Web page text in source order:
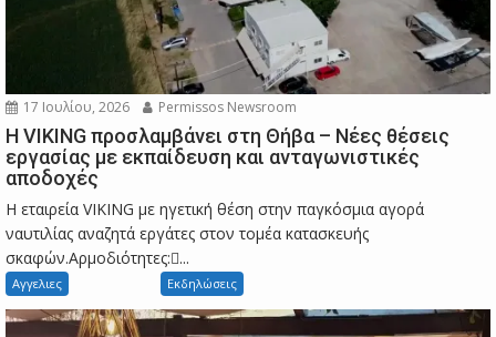
17 Ιουλίου, 2026 Permissos Newsroom
Η VIKING προσλαμβάνει στη Θήβα – Νέες θέσεις
εργασίας με εκπαίδευση και ανταγωνιστικές
αποδοχές
Η εταιρεία VIKING με ηγετική θέση στην παγκόσμια αγορά
ναυτιλίας αναζητά εργάτες στον τομέα κατασκευής
σκαφών.Αρμοδιότητες:...
Αγγελιες Εκδηλώσεις